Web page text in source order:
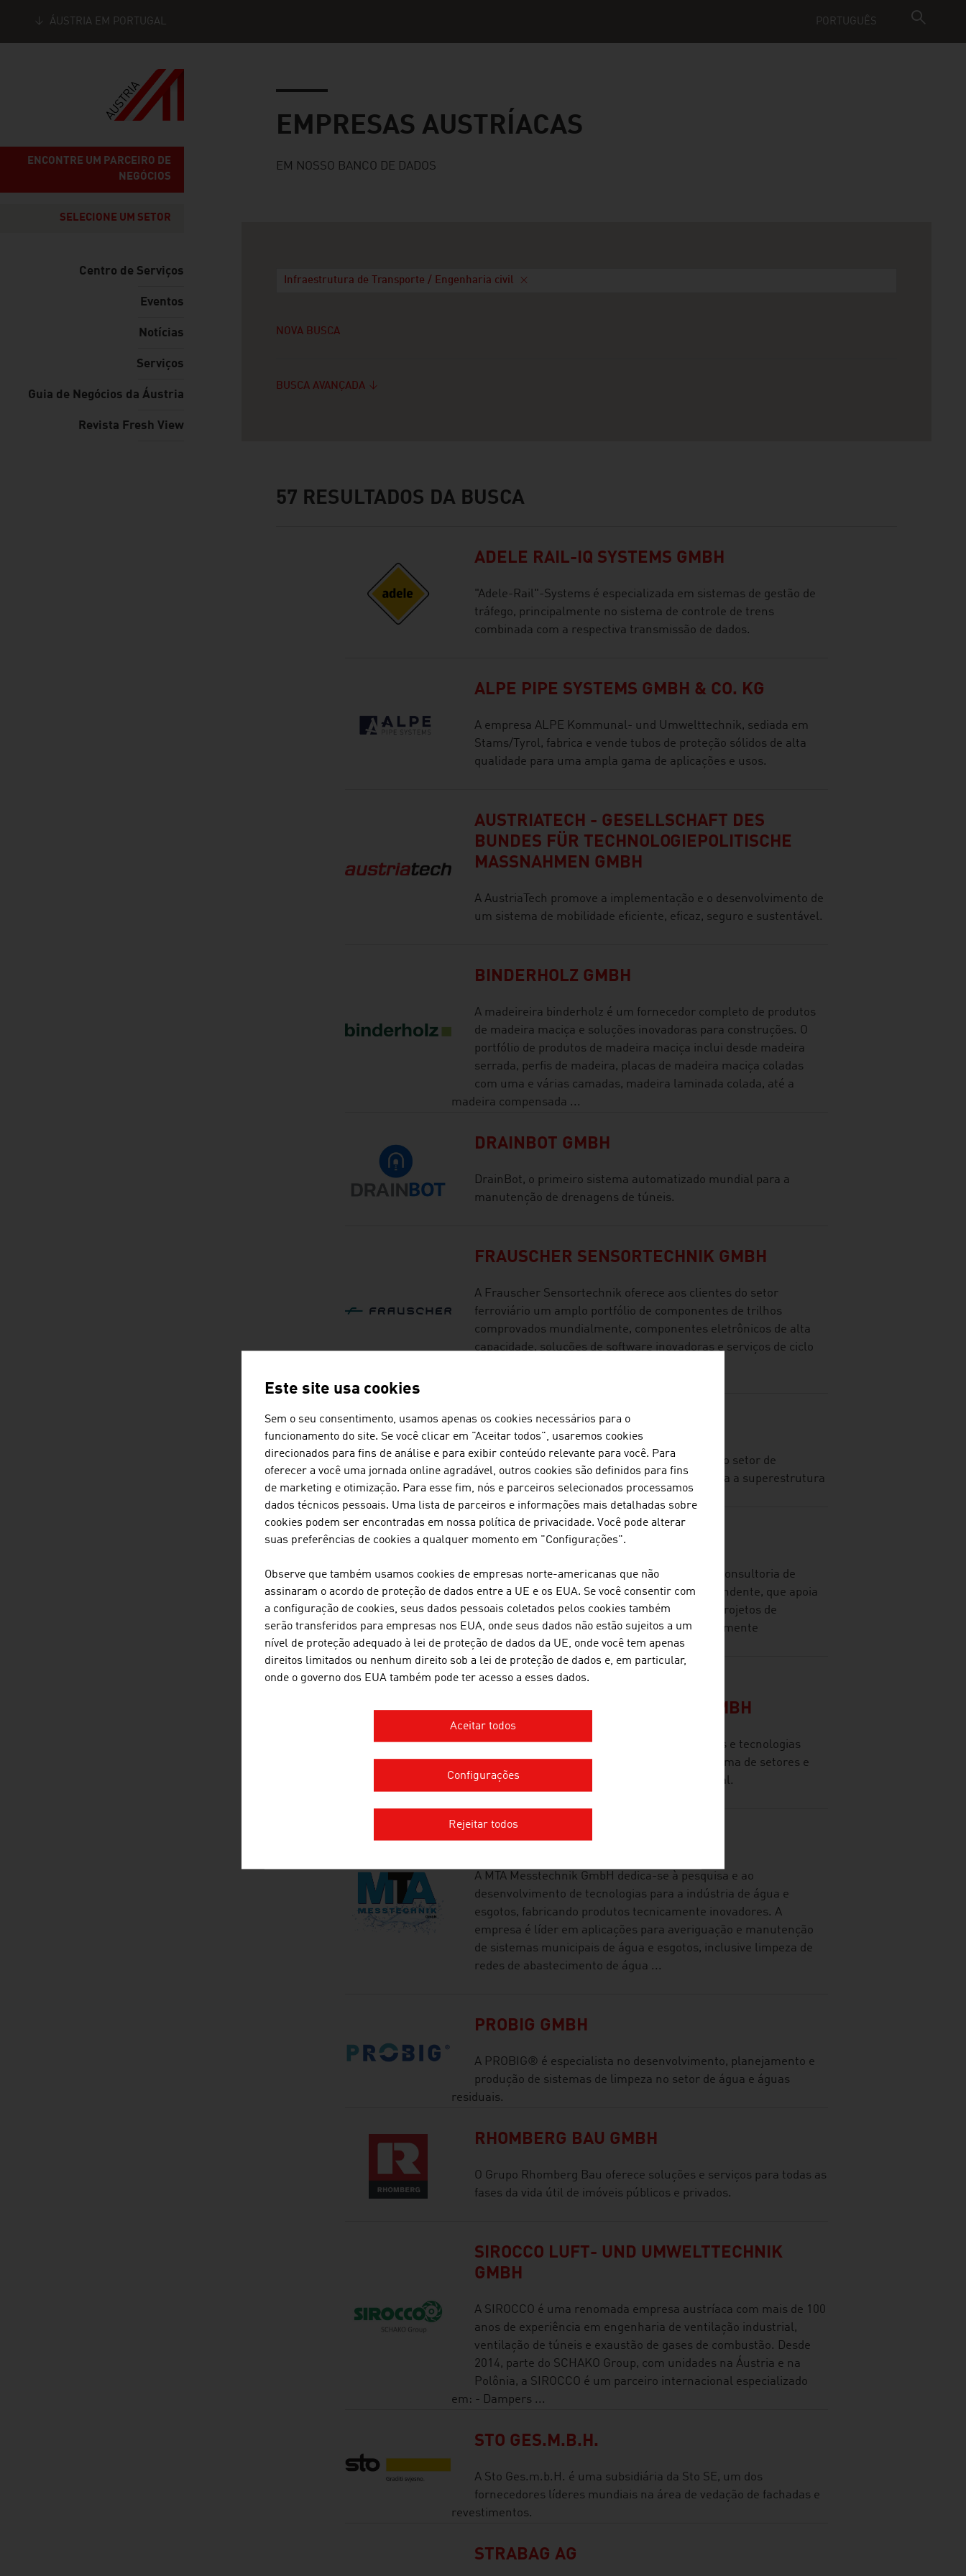
PORTUGUÊS
ÁUSTRIA EM PORTUGAL
ENCONTRE UM PARCEIRO DE
NEGÓCIOS
SELECIONE UM SETOR
Centro de Serviços
Eventos
Notícias
Serviços
Guia de Negócios da Áustria
Revista Fresh View
EMPRESAS AUSTRÍACAS
EM NOSSO BANCO DE DADOS
Infraestrutura de Transporte / Engenharia civil
NOVA BUSCA
BUSCA AVANÇADA
57 RESULTADOS DA BUSCA
ADELE RAIL-IQ SYSTEMS GMBH
"Adele-Rail"-Systems é especializada em sistemas de gestão de
tráfego, principalmente no sistema de controle de trens
combinada com a respectiva transmissão de dados.
ALPE PIPE SYSTEMS GMBH & CO. KG
A empresa ALPE Kommunal- und Umwelttechnik, sediada em
Stams/Tyrol, fabrica e vende tubos de proteção sólidos de alta
qualidade para uma ampla gama de aplicações e usos.
AUSTRIATECH - GESELLSCHAFT DES
BUNDES FÜR TECHNOLOGIEPOLITISCHE
MASSNAHMEN GMBH
A AustriaTech promove a implementação e o desenvolvimento de
um sistema de mobilidade eficiente, eficaz, seguro e sustentável.
BINDERHOLZ GMBH
A madeireira binderholz é um fornecedor completo de produtos
de madeira maciça e soluções inovadoras para construções. O
portfólio de produtos de madeira maciça inclui desde madeira
serrada, perfis de madeira, placas de madeira maciça coladas
com uma e várias camadas, madeira laminada colada, até a
madeira compensada ...
DRAINBOT GMBH
DrainBot, o primeiro sistema automatizado mundial para a
manutenção de drenagens de túneis.
FRAUSCHER SENSORTECHNIK GMBH
A Frauscher Sensortechnik oferece aos clientes do setor
ferroviário um amplo portfólio de componentes de trilhos
comprovados mundialmente, componentes eletrônicos de alta
capacidade, soluções de software inovadoras e serviços de ciclo
GETZNER WERKSTOFFE GMBH
A Getzner Werkstoffe é um especialista líder no setor de
isolamento contra vibrações e elasticidade para a superestrutura
ferroviária.
ILF CONSULTING ENGINEERS
O Grupo ILF é uma empresa de engenharia e consultoria de
atuação internacional, completamente independente, que apoia
seus clientes na realização bem-sucedida de projetos de
infraestrutura e indústria complexos e tecnicamente
desafiadores.
FORSCHUNGSGESELLSCHAFT MBH
A JOANNEUM RESEARCH desenvolve soluções e tecnologias
para a economia e indústria em uma ampla gama de setores e
realiza pesquisa de ponta de nível internacional.
MTA-MESSTECHNIK GMBH
A MTA Messtechnik GmbH dedica-se à pesquisa e ao
desenvolvimento de tecnologias para a indústria de água e
esgotos, fabricando produtos tecnicamente inovadores. A
empresa é líder em aplicações para averiguação e manutenção
de sistemas municipais de água e esgotos, inclusive limpeza de
redes de abastecimento de água ...
PROBIG GMBH
A PROBIG® é especialista no desenvolvimento, planejamento e
produção de sistemas de limpeza no setor de água e águas
residuais.
RHOMBERG BAU GMBH
O Grupo Rhomberg Bau oferece soluções e serviços para todas as
fases da vida útil de imóveis públicos e privados.
SIROCCO LUFT- UND UMWELTTECHNIK
GMBH
A SIROCCO é uma renomada empresa austríaca com mais de 100
anos de experiência em engenharia de ventilação industrial,
ventilação de túneis e exaustão de gases de combustão. Desde
2014, parte do SCHAKO Group, com unidades na Áustria e na
Polônia, a SIROCCO é um parceiro internacional especializado
em: - Dampers ...
STO GES.M.B.H.
A Sto Ges.m.b.H. é uma subsidiária da Sto SE, um dos
fornecedores líderes mundiais na área de vedação de fachadas e
revestimentos.
STRABAG AG
Este site usa cookies
Sem o seu consentimento, usamos apenas os cookies necessários para o
funcionamento do site. Se você clicar em "Aceitar todos", usaremos cookies
direcionados para fins de análise e para exibir conteúdo relevante para você. Para
oferecer a você uma jornada online agradável, outros cookies são definidos para fins
de marketing e otimização. Para esse fim, nós e parceiros selecionados processamos
dados técnicos pessoais. Uma lista de parceiros e informações mais detalhadas sobre
cookies podem ser encontradas em nossa política de privacidade. Você pode alterar
suas preferências de cookies a qualquer momento em "Configurações".
Observe que também usamos cookies de empresas norte-americanas que não
assinaram o acordo de proteção de dados entre a UE e os EUA. Se você consentir com
a configuração de cookies, seus dados pessoais coletados pelos cookies também
serão transferidos para empresas nos EUA, onde seus dados não estão sujeitos a um
nível de proteção adequado à lei de proteção de dados da UE, onde você tem apenas
direitos limitados ou nenhum direito sob a lei de proteção de dados e, em particular,
onde o governo dos EUA também pode ter acesso a esses dados.
Aceitar todos
Configurações
Rejeitar todos